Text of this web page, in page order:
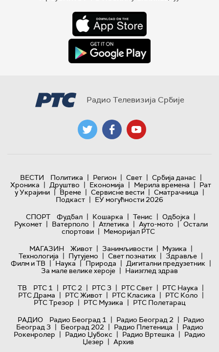
Радио Телевизија Србије
ВЕСТИ Политика | Регион | Свет | Србија данас |
Хроника | Друштво | Економија | Мерила времена | Рат
у Украјини | Време | Сервисне вести | Сматрачница |
Подкаст | ЕУ могућности 2026
СПОРТ
Фудбал | Кошарка | Тенис | Одбојка |
Рукомет | Ватерполо | Атлетика | Ауто-мото | Остали
спортови | Меморијал РТС
МАГАЗИН
Живот | Занимљивости | Музика |
Технологијa | Путујемо | Свет познатих | Здравље |
Филм и ТВ | Наука | Природа | Дигитални предузетник |
За мале велике хероје | Наизглед здрав
ТВ
РТС 1 | РТС 2 | РТС 3 | РТС Свет | РТС Наука |
РТС Драма | РТС Живот | РТС Класика | РТС Коло |
РТС Трезор | РТС Музика | РТС Полетарац
РАДИО
Радио Београд 1 | Радио Београд 2 | Радио
Београд 3 | Београд 202 | Радио Плетеница | Радио
Рокенролер | Радио Џубокс | Радио Вртешка | Радио
Џезер | Архив